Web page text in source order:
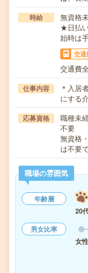
時給
無資格
★日払
始時は
交通
交通費
仕事内容
＊入居
にする
応募資格
職種未
不要
無資格
は不要
職場の雰囲気
年齢層
20
男女比率
女性